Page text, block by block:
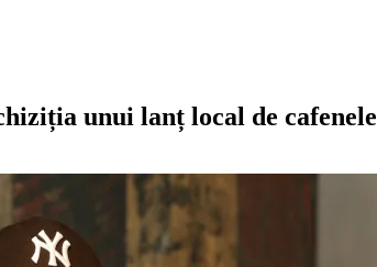
unui lanț local de cafenele